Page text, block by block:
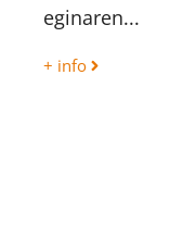
eginaren...
+ info